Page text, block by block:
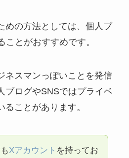
めの方法としては、個人ブ
ことがおすすめです。
ネスマンっぽいことを発信
ブログやSNSではプライベ
ことがあります。
Xアカウント を持ってお